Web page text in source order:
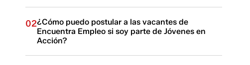
02¿Cómo puedo postular a las vacantes de
Encuentra Empleo si soy parte de Jóvenes en
Acción?